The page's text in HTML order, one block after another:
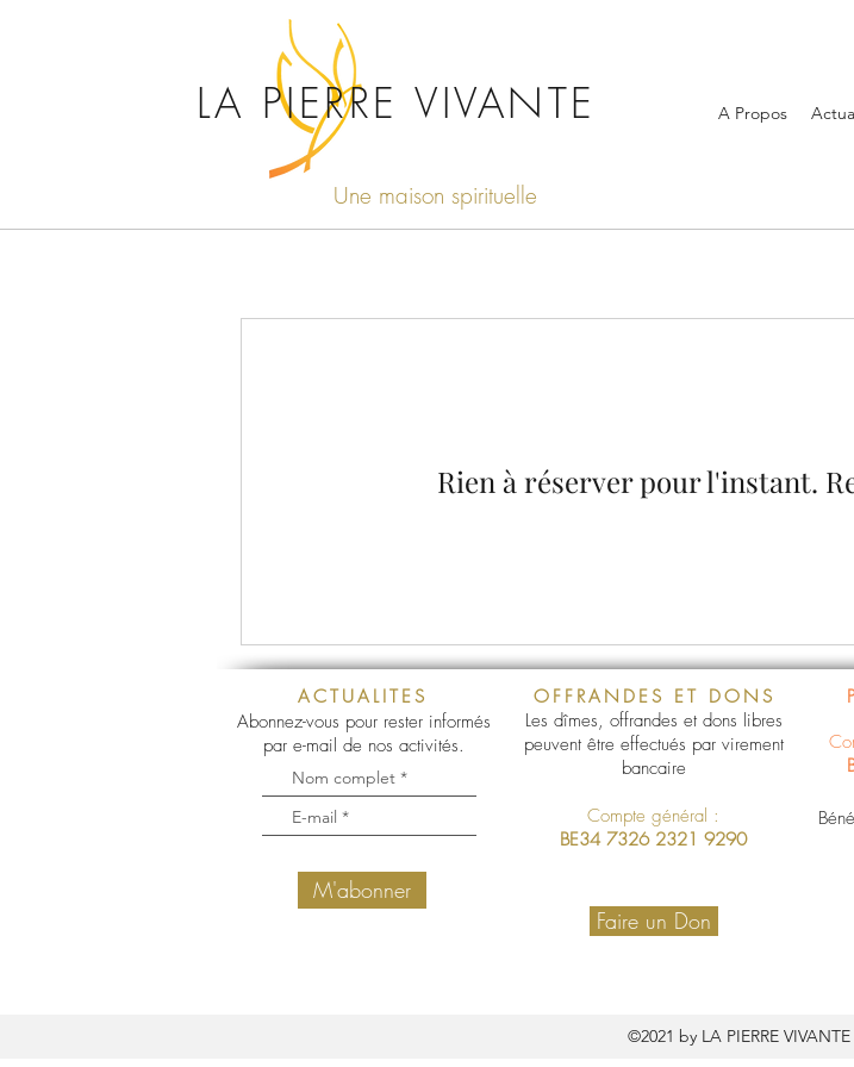
LA PIERRE VIVANTE A Propos
Une maison spirituelle
Rien à réserver pour l'instant.
ACTUALITES
M'abonner
Abonnez-vous pour rester informés
par e-mail de nos activités.
OFFRANDES ET DONS
Les dîmes, offrandes et dons libres
peuvent être effectués par virement
bancaire
Compte général :
BE34 7326 2321 9290
Faire un Don
©2021 by LA PIERRE